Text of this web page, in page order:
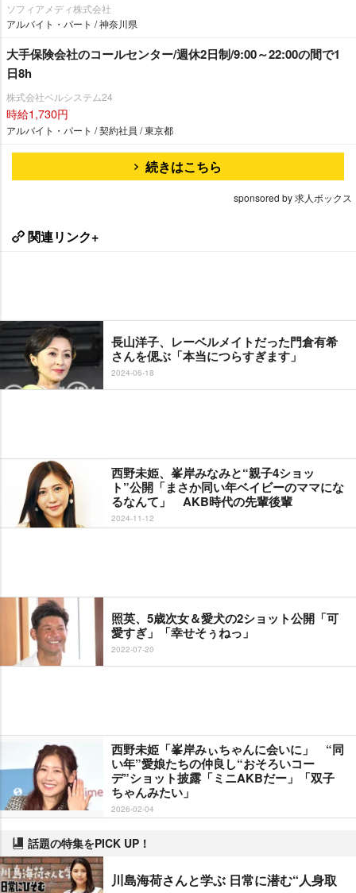
ソフィアメディ株式会社
アルバイト・パート / 神奈川県
大手保険会社のコールセンター/週休2日制/9:00～22:00の間で1
日8h
株式会社ベルシステム24
時給1,730円
アルバイト・パート / 契約社員 / 東京都
続きはこちら
sponsored by 求人ボックス
関連リンク+
長山洋子、レーベルメイトだった門倉有希
さんを偲ぶ「本当につらすぎます」
2024-06-18
西野未姫、峯岸みなみと“親子4ショッ
ト”公開「まさか同い年ベイビーのママにな
るなんて」 AKB時代の先輩後輩
2024-11-12
照英、5歳次女＆愛犬の2ショット公開「可
愛すぎ」「幸せそぅねっ」
2022-07-20
西野未姫「峯岸みぃちゃんに会いに」 “同
い年”愛娘たちの仲良し“おそろいコー
デ”ショット披露「ミニAKBだー」「双子
ちゃんみたい」
2026-02-04
話題の特集をPICK UP！
川島海荷さんと学ぶ 日常に潜む“人身取